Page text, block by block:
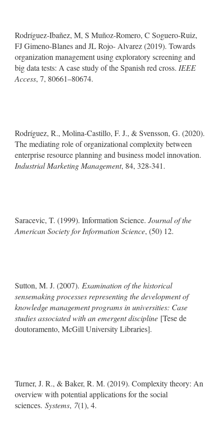
Rodríguez-Ibañez, M, S Muñoz-Romero, C Soguero-Ruiz,
FJ Gimeno-Blanes and JL Rojo- Alvarez (2019). Towards
organization management using exploratory screening and
big data tests: A case study of the Spanish red cross. IEEE
Access, 7, 80661–80674.
Rodríguez, R., Molina-Castillo, F. J., & Svensson, G. (2020).
The mediating role of organizational complexity between
enterprise resource planning and business model innovation.
Industrial Marketing Management, 84, 328-341.
Saracevic, T. (1999). Information Science. Journal of the
American Society for Information Science, (50) 12.
Sutton, M. J. (2007). Examination of the historical
sensemaking processes representing the development of
knowledge management programs in universities: Case
studies associated with an emergent discipline [Tese de
doutoramento, McGill University Libraries].
Turner, J. R., & Baker, R. M. (2019). Complexity theory: An
overview with potential applications for the social
sciences. Systems, 7(1), 4.